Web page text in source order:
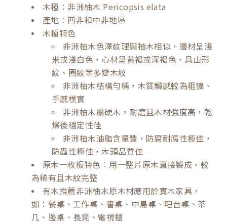
木種：非洲柚木 Pericopsis elata
產地：西非和中非地區
木種特色
非洲柚木色澤紋理與柚木相似，邊材呈淺
米或淺白色，心材呈黃褐或深褐色，具山形
紋、圈紋等多變木紋
非洲柚木結構勻稱，木質觸感較為粗獷、
手感樸實
非洲柚木屬硬木，耐磨且木材強度高，乾
燥後穩定性佳
非洲柚木油脂含量豐，防腐耐腐性極佳，
防蟲性極佳，木頭品質佳
原木一枚板特色：用一整片原木直接製成，較
為稀有且木紋完整
有木推薦非洲柚木原木材應用於實木家具，
如：餐桌、工作桌、書桌、中島桌、吧台桌、茶
几、邊桌、長凳、電視櫃